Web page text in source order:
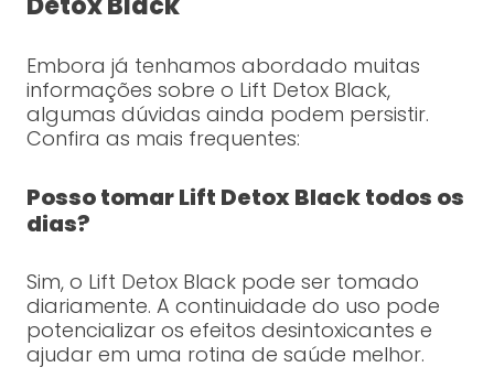
Embora já tenhamos abordado muitas
informações sobre o Lift Detox Black,
algumas dúvidas ainda podem persistir.
Confira as mais frequentes:
Posso tomar Lift Detox Black todos os
dias?
Sim, o Lift Detox Black pode ser tomado
diariamente. A continuidade do uso pode
potencializar os efeitos desintoxicantes e
ajudar em uma rotina de saúde melhor.